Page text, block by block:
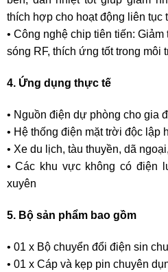
thích hợp cho hoạt động liên tục
• Công nghệ chip tiên tiến:
sóng RF, thích ứng tốt trong môi
4. Ứng dụng thực tế
• Nguồn điện dự phòng cho gia
• Hệ thống điện mặt trời độc lập
• Xe du lịch, tàu thuyền, dã
• Các khu vực không có điện
xuyên
5. Bộ sản phẩm bao gồm
• 01 x Bộ chuyển đổi điện sin
• 01 x Cáp và kẹp pin chuyên